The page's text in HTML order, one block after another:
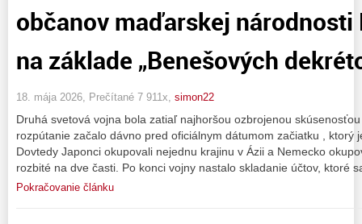
občanov maďarskej národnosti
na základe „Benešových
18. mája 2026, Prečítané 7 911x, simon22
Druhá svetová vojna bola zatiaľ najhoršou ozbrojenou
rozpútanie začalo dávno pred oficiálnym dátumom začiatku , ktorý
Dovtedy Japonci okupovali nejednu krajinu v Ázii a Nemecko
rozbité na dve časti. Po konci vojny nastalo skladanie účtov, ktoré
Pokračovanie článku